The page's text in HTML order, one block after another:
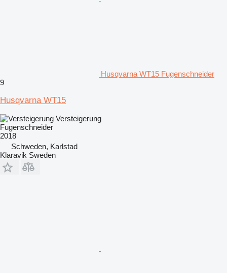
Husqvarna WT15 Fugenschneider
9
Husqvarna WT15
Versteigerung
Fugenschneider
2018
Schweden, Karlstad
Klaravik Sweden